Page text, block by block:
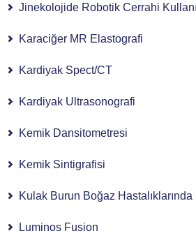
Jinekolojide Robotik Cerrahi
Karaciğer MR Elastografi
Kardiyak Spect/CT
Kardiyak Ultrasonografi
Kemik Dansitometresi
Kemik Sintigrafisi
Kulak Burun Boğaz Hastalıklarında
Luminos Fusion